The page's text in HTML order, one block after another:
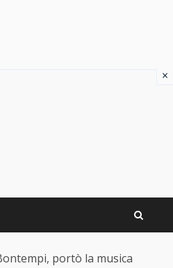
portò la musica
×